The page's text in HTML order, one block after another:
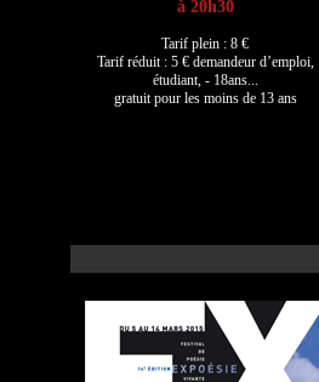
à 20h30
Tarif plein : 8 €
Tarif réduit : 5 € demandeur d’emploi,
étudiant, - 18ans...
gratuit pour les moins de 13 ans